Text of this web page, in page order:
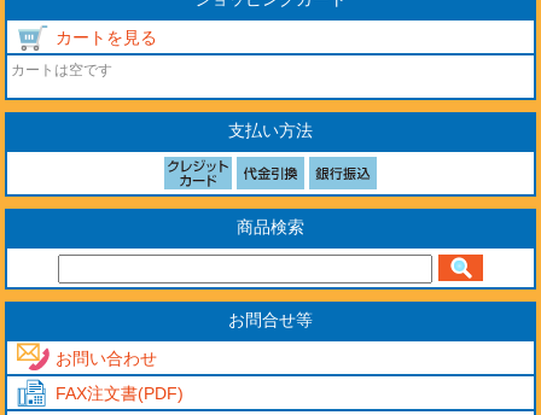
カートを見る
カートは空です
支払い方法
商品検索
お問合せ等
お問い合わせ
FAX注文書(PDF)